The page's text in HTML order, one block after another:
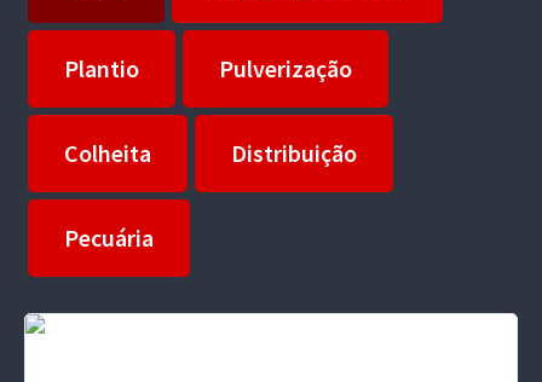
Plantio Pulverização
Colheita Distribuição
Pecuária